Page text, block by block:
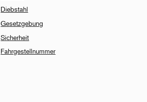
Diebstahl
Gesetzgebung
Sicherheit
Fahrgestellnummer